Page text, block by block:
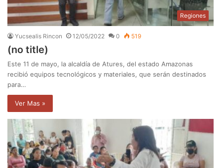
Regiones
Yucsealis Rincon 12/05/2022 0 519
(no title)
Este 11 de mayo, la alcaldía de Atures, del estado Amazonas
recibió equipos tecnológicos y materiales, que serán destinados
para…
Ver Mas »